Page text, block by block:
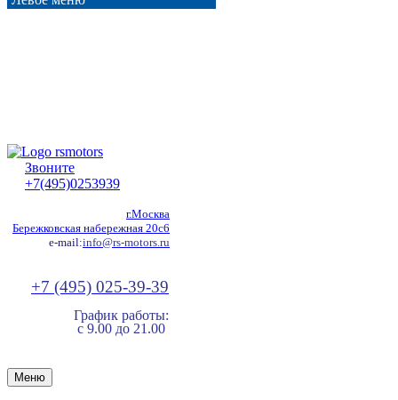
Звоните
+7(495)0253939
г.Москва
Бережковская набережная 20с6
e-mail:info@rs-motors.ru
+7 (495) 025-39-39
График работы:
с 9.00 до 21.00
Меню